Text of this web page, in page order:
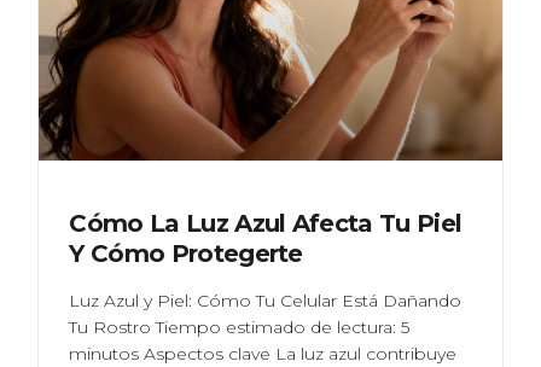
Cómo La Luz Azul Afecta Tu Piel
Y Cómo Protegerte
Luz Azul y Piel: Cómo Tu Celular Está Dañando
Tu Rostro Tiempo estimado de lectura: 5
minutos Aspectos clave La luz azul contribuye